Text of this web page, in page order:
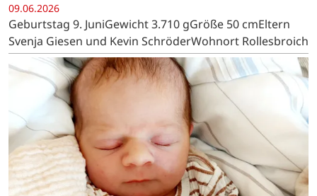
09.06.2026
Geburtstag 9. JuniGewicht 3.710 gGröße 50 cmEltern
Svenja Giesen und Kevin SchröderWohnort Rollesbroich